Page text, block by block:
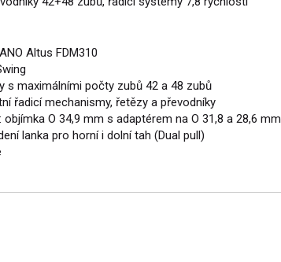
Altus FDM310
s maximálními počty zubů 42 a 48 zubů
řadicí mechanismy, řetězy a převodníky
objímka O 34,9 mm s adaptérem na O 31,8 a 28,6 mm
lanka pro horní i dolní tah (Dual pull)